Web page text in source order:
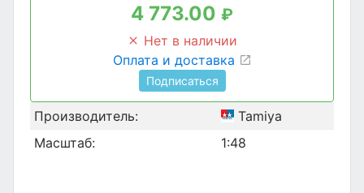
4 773.00 ₽
Нет в наличии
Оплата и доставка
Подписаться
Производитель:
Tamiya
Масштаб:
1:48